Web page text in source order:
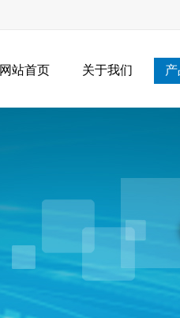
网站首页 关于我们
产品中心